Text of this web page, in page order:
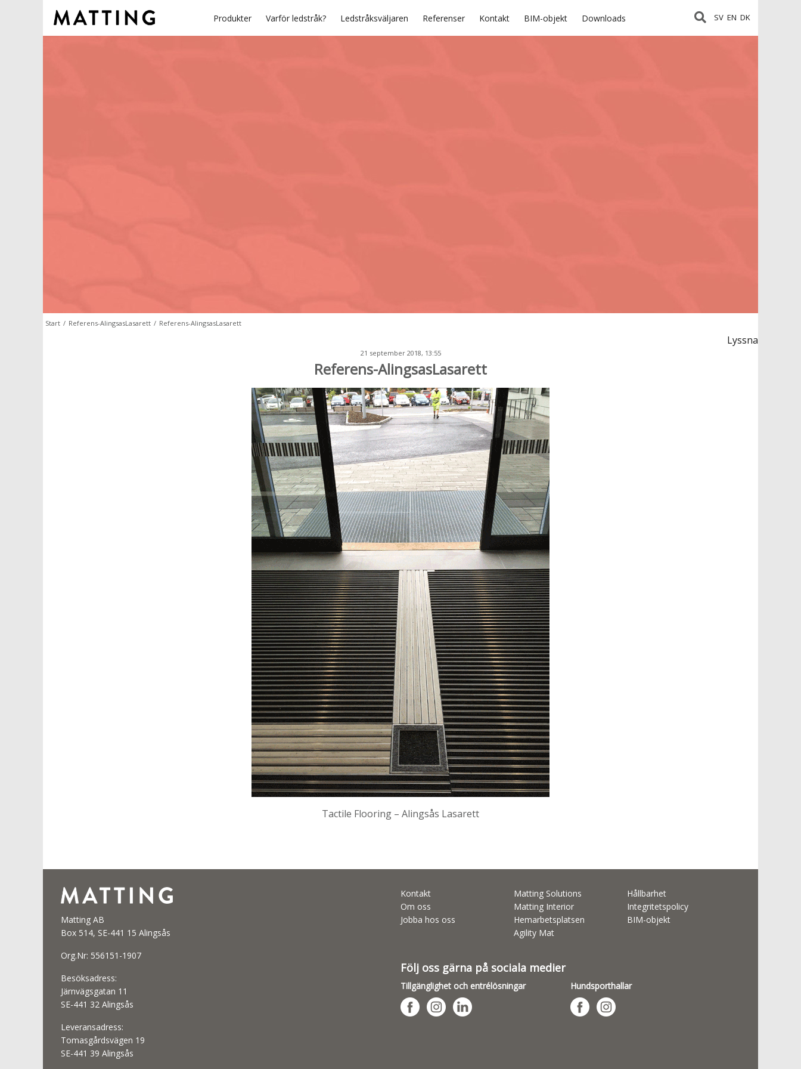
Produkter Varför ledstråk? Ledstråksväljaren Referenser Kontakt BIM-objekt Downloads SV EN DK
Start / Referens-AlingsasLasarett / Referens-AlingsasLasarett
Lyssna
21 september 2018, 13:55
Referens-AlingsasLasarett
Tactile Flooring – Alingsås Lasarett
Matting AB
Box 514, SE-441 15 Alingsås
Org.Nr: 556151-1907
Besöksadress:
Järnvägsgatan 11
SE-441 32 Alingsås
Leveransadress:
Tomasgårdsvägen 19
SE-441 39 Alingsås
Kontakt
Om oss
Jobba hos oss
Matting Solutions
Matting Interior
Hemarbetsplatsen
Agility Mat
Hållbarhet
Integritetspolicy
BIM-objekt
Följ oss gärna på sociala medier
Tillgänglighet och entrélösningar Hundsporthallar